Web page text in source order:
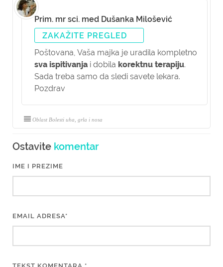
Prim. mr sci. med Dušanka Milošević
ZAKAŽITE PREGLED
Poštovana, Vaša majka je uradila kompletno
sva ispitivanja i dobila korektnu terapiju.
Sada treba samo da sledi savete lekara.
Pozdrav
Oblast Bolesti uha, grla i nosa
Ostavite komentar
IME I PREZIME
EMAIL ADRESA*